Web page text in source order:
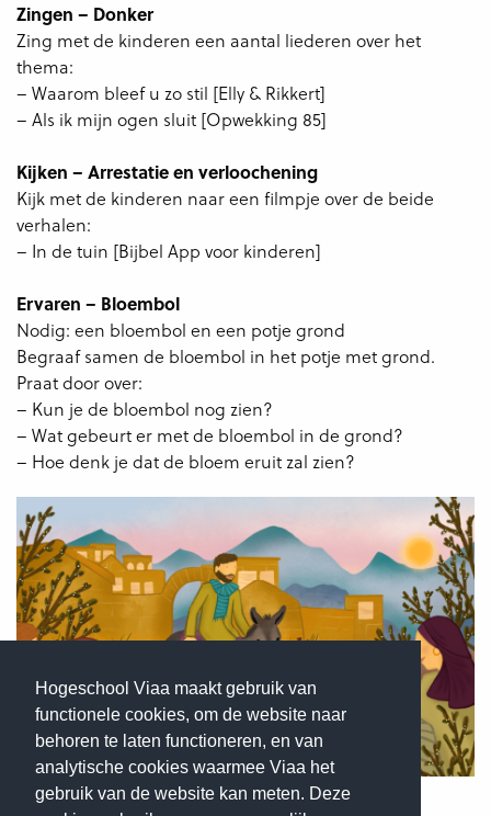
Hogeschool Viaa maakt gebruik van
functionele cookies, om de website naar
behoren te laten functioneren, en van
analytische cookies waarmee Viaa het
gebruik van de website kan meten. Deze
Zingen – Donker
Zing met de kinderen een aantal liederen over het
thema:
– Waarom bleef u zo stil [Elly & Rikkert]
– Als ik mijn ogen sluit [Opwekking 85]
Kijken – Arrestatie en verloochening
Kijk met de kinderen naar een filmpje over de beide
verhalen:
– In de tuin [Bijbel App voor kinderen]
Ervaren – Bloembol
Nodig: een bloembol en een potje grond
Begraaf samen de bloembol in het potje met grond.
Praat door over:
– Kun je de bloembol nog zien?
– Wat gebeurt er met de bloembol in de grond?
– Hoe denk je dat de bloem eruit zal zien?